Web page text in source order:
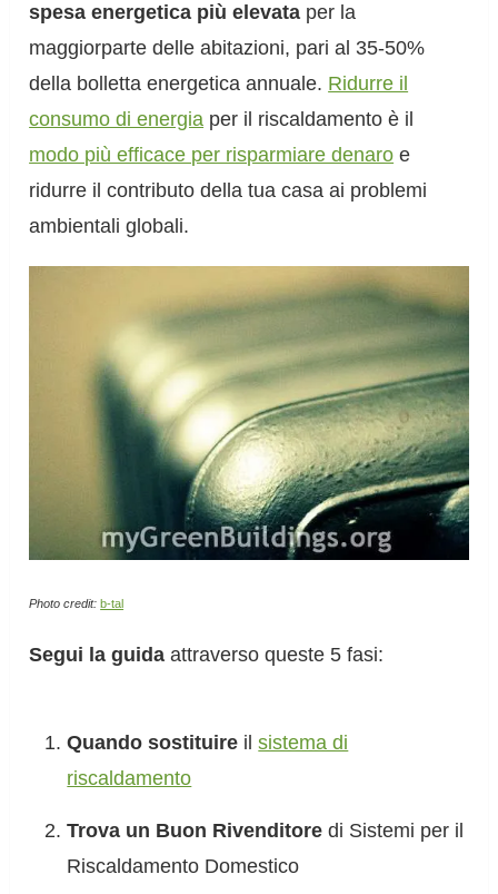
spesa energetica più elevata per la
maggiorparte delle abitazioni, pari al 35-50%
della bolletta energetica annuale. Ridurre il
consumo di energia per il riscaldamento è il
modo più efficace per risparmiare denaro e
ridurre il contributo della tua casa ai problemi
ambientali globali.
Photo credit: b-tal
Segui la guida attraverso queste 5 fasi:
Quando sostituire ilsistema di
riscaldamento
Trova un Buon Rivenditore di Sistemi per il
Riscaldamento Domestico